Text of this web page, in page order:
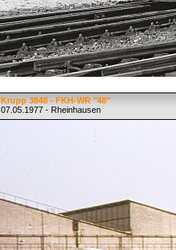
Krupp 3848 - FKH-WR "48"
07.05.1977 - Rheinhausen